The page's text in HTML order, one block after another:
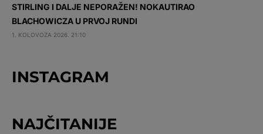
STIRLING I DALJE NEPORAŽEN! NOKAUTIRAO
BLACHOWICZA U PRVOJ RUNDI
1. KOLOVOZA 2026. 21:10
INSTAGRAM
NAJČITANIJE